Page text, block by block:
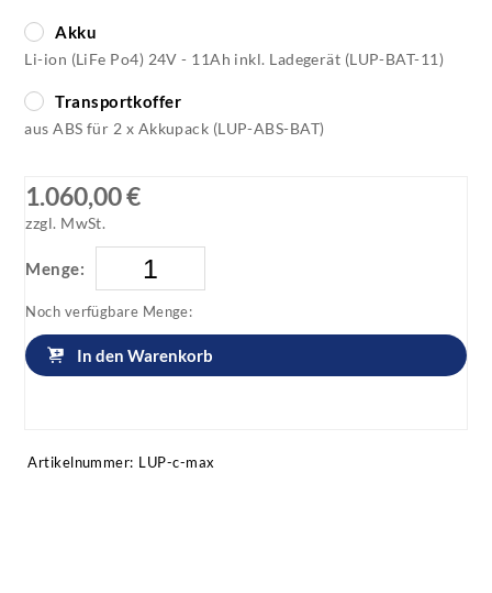
Akku
Li-ion (LiFe Po4) 24V - 11Ah inkl. Ladegerät (LUP-BAT-11)
Transportkoffer
aus ABS für 2 x Akkupack (LUP-ABS-BAT)
1.060,00 €
zzgl. MwSt.
Menge:
Noch verfügbare Menge:
In den Warenkorb
Artikelnummer: LUP-c-max